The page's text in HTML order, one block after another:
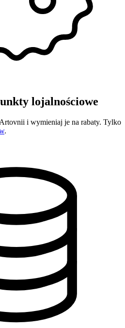
lojalnościowe
i wymieniaj je na rabaty. Tylko
.